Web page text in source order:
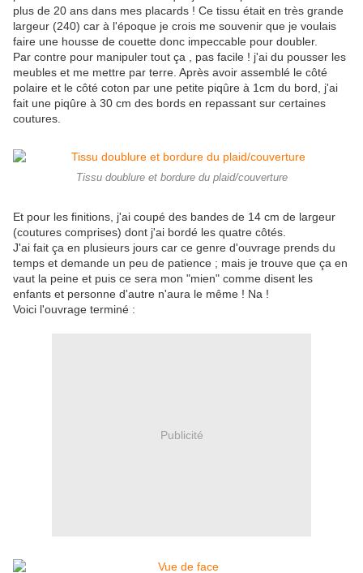
plus de 20 ans dans mes placards ! Ce tissu était en très grande
largeur (240) car à l'époque je crois me souvenir que je voulais
faire une housse de couette donc impeccable pour doubler.
Par contre pour manipuler tout ça , pas facile ! j'ai du pousser les
meubles et me mettre par terre. Après avoir assemblé le côté
polaire et le côté coton par une petite piqûre à 1cm du bord, j'ai
fait une piqûre à 30 cm des bords en repassant sur certaines
coutures.
Tissu doublure et bordure du plaid/couverture
Et pour les finitions, j'ai coupé des bandes de 14 cm de largeur
(coutures comprises) dont j'ai bordé les quatre côtés.
J'ai fait ça en plusieurs jours car ce genre d'ouvrage prends du
temps et demande un peu de patience ; mais je trouve que ça en
vaut la peine et puis ce sera mon "mien" comme disent les
enfants et personne d'autre n'aura le même ! Na !
Voici l'ouvrage terminé :
Publicité